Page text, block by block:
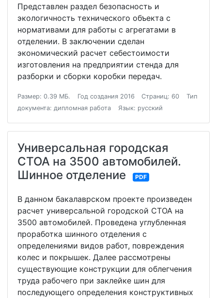
Представлен раздел безопасность и
экологичность технического объекта с
нормативами для работы с агрегатами в
отделении. В заключении сделан
экономический расчет себестоимости
изготовления на предприятии стенда для
разборки и сборки коробки передач.
Размер: 0.39 МБ. Год создания 2016 Страниц: 60
Тип
документа: дипломная работа
Язык: русский
Универсальная городская
СТОА на 3500 автомобилей.
Шинное отделение
PDF
В данном бакалаврском проекте произведен
расчет универсальной городской СТОА на
3500 автомобилей. Проведена углубленная
проработка шинного отделения с
определениями видов работ, повреждения
колес и покрышек. Далее рассмотрены
существующие конструкции для облегчения
труда рабочего при заклейке шин для
последующего определения конструктивных